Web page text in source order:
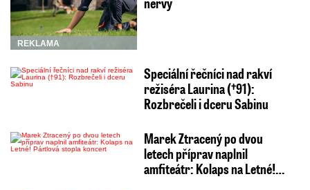
REKLAMA
Speciální řečníci nad rakví
režiséra Laurina (†91):
Rozbrečeli i dceru Sabinu
Marek Ztracený po dvou
letech příprav naplnil
amfiteátr: Kolaps na Letné!…